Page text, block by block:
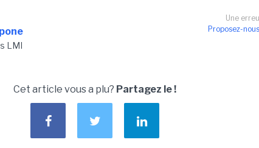
Une
Proposez-
LMI
Cet article vous a plu? Partagez le !